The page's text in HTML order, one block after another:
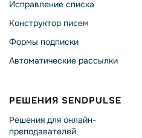
Исправление списка
Конструктор писем
Формы подписки
Автоматические рассылки
РЕШЕНИЯ SENDPULSE
Решения для онлайн-
преподавателей